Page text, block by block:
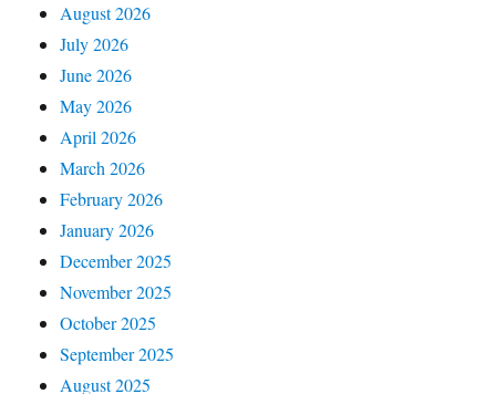
August 2026
July 2026
June 2026
May 2026
April 2026
March 2026
February 2026
January 2026
December 2025
November 2025
October 2025
September 2025
August 2025